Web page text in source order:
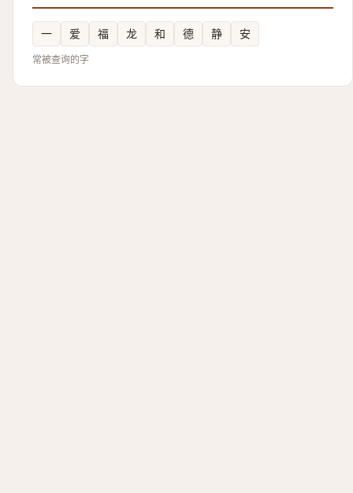
一 爱 福 龙 和 德 静 安
常被查询的字